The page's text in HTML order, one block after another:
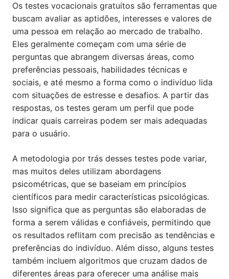
Os testes vocacionais gratuitos são ferramentas que
buscam avaliar as aptidões, interesses e valores de
uma pessoa em relação ao mercado de trabalho.
Eles geralmente começam com uma série de
perguntas que abrangem diversas áreas, como
preferências pessoais, habilidades técnicas e
sociais, e até mesmo a forma como o indivíduo lida
com situações de estresse e desafios. A partir das
respostas, os testes geram um perfil que pode
indicar quais carreiras podem ser mais adequadas
para o usuário.
A metodologia por trás desses testes pode variar,
mas muitos deles utilizam abordagens
psicométricas, que se baseiam em princípios
científicos para medir características psicológicas.
Isso significa que as perguntas são elaboradas de
forma a serem válidas e confiáveis, permitindo que
os resultados reflitam com precisão as tendências e
preferências do indivíduo. Além disso, alguns testes
também incluem algoritmos que cruzam dados de
diferentes áreas para oferecer uma análise mais